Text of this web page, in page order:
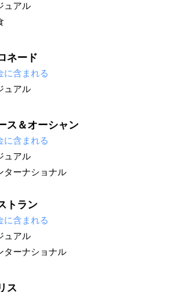
ュアル
ネード
に含まれる
ュアル
ス＆オーシャン
に含まれる
ュアル
ターナショナル
トラン
に含まれる
ュアル
ターナショナル
ス